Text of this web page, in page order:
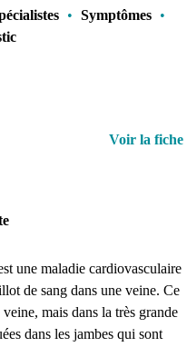
• Symptômes •
Voir la fiche
une maladie cardiovasculaire
de sang dans une veine. Ce
mais dans la très grande
dans les jambes qui sont